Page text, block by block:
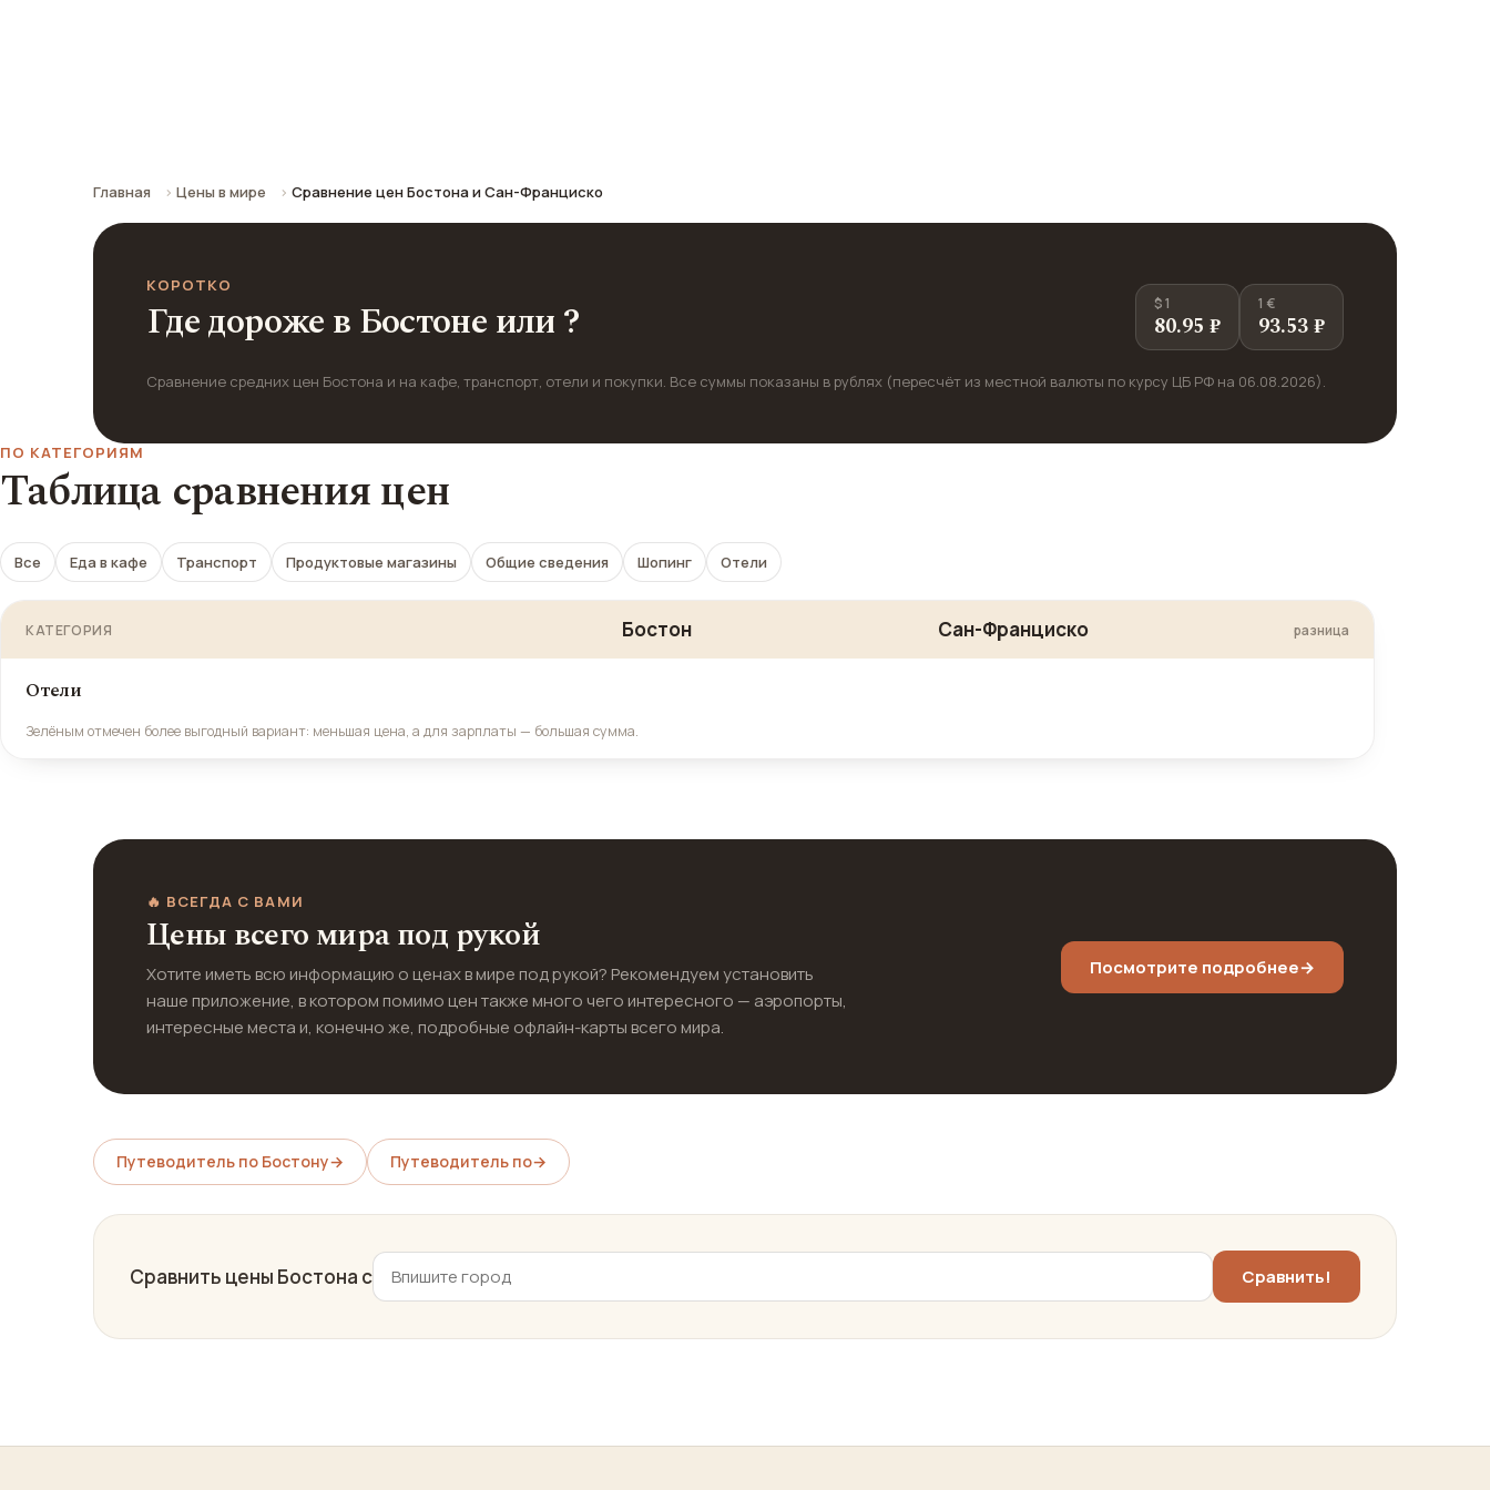
Главная Цены в мире Сравнение цен Бостона и Сан-Франциско
КОРОТКО
Где дороже в Бостоне или ? $ 1
80.95 ₽
1 €
93.53 ₽
Сравнение средних цен Бостона и на кафе, транспорт, отели и покупки. Все суммы показаны в рублях (пересчёт из местной валюты по курсу ЦБ РФ на 06.08.2026).
ПО КАТЕГОРИЯМ
Таблица сравнения цен
Все Еда в кафе Транспорт Продуктовые магазины Общие сведения Шопинг Отели
КАТЕГОРИЯ Бостон Сан-Франциско разница
Отели
Зелёным отмечен более выгодный вариант: меньшая цена, а для зарплаты — большая сумма.
🔥 ВСЕГДА С ВАМИ
Цены всего мира под рукой
Хотите иметь всю информацию о ценах в мире под рукой? Рекомендуем установить
наше приложение, в котором помимо цен также много чего интересного — аэропорты,
интересные места и, конечно же, подробные офлайн-карты всего мира.
Посмотрите подробнее→
Путеводитель по Бостону→ Путеводитель по→
Сравнить цены Бостона с